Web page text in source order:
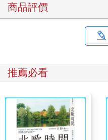
商品評價
推薦必看